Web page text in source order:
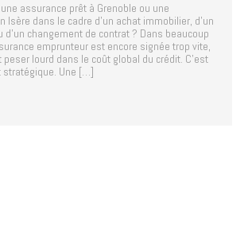
assurance prêt à Grenoble ou une
Isère dans le cadre d’un achat immobilier, d’un
d’un changement de contrat ? Dans beaucoup
emprunteur est encore signée trop vite,
peser lourd dans le coût global du crédit. C’est
stratégique. Une […]